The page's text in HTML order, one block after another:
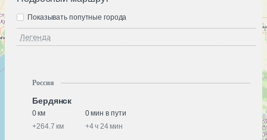
Легенда
Показывать попутные города
Россия
Бердянск
0 км
0 мин в пути
+264.7 км +4 ч 24 мин